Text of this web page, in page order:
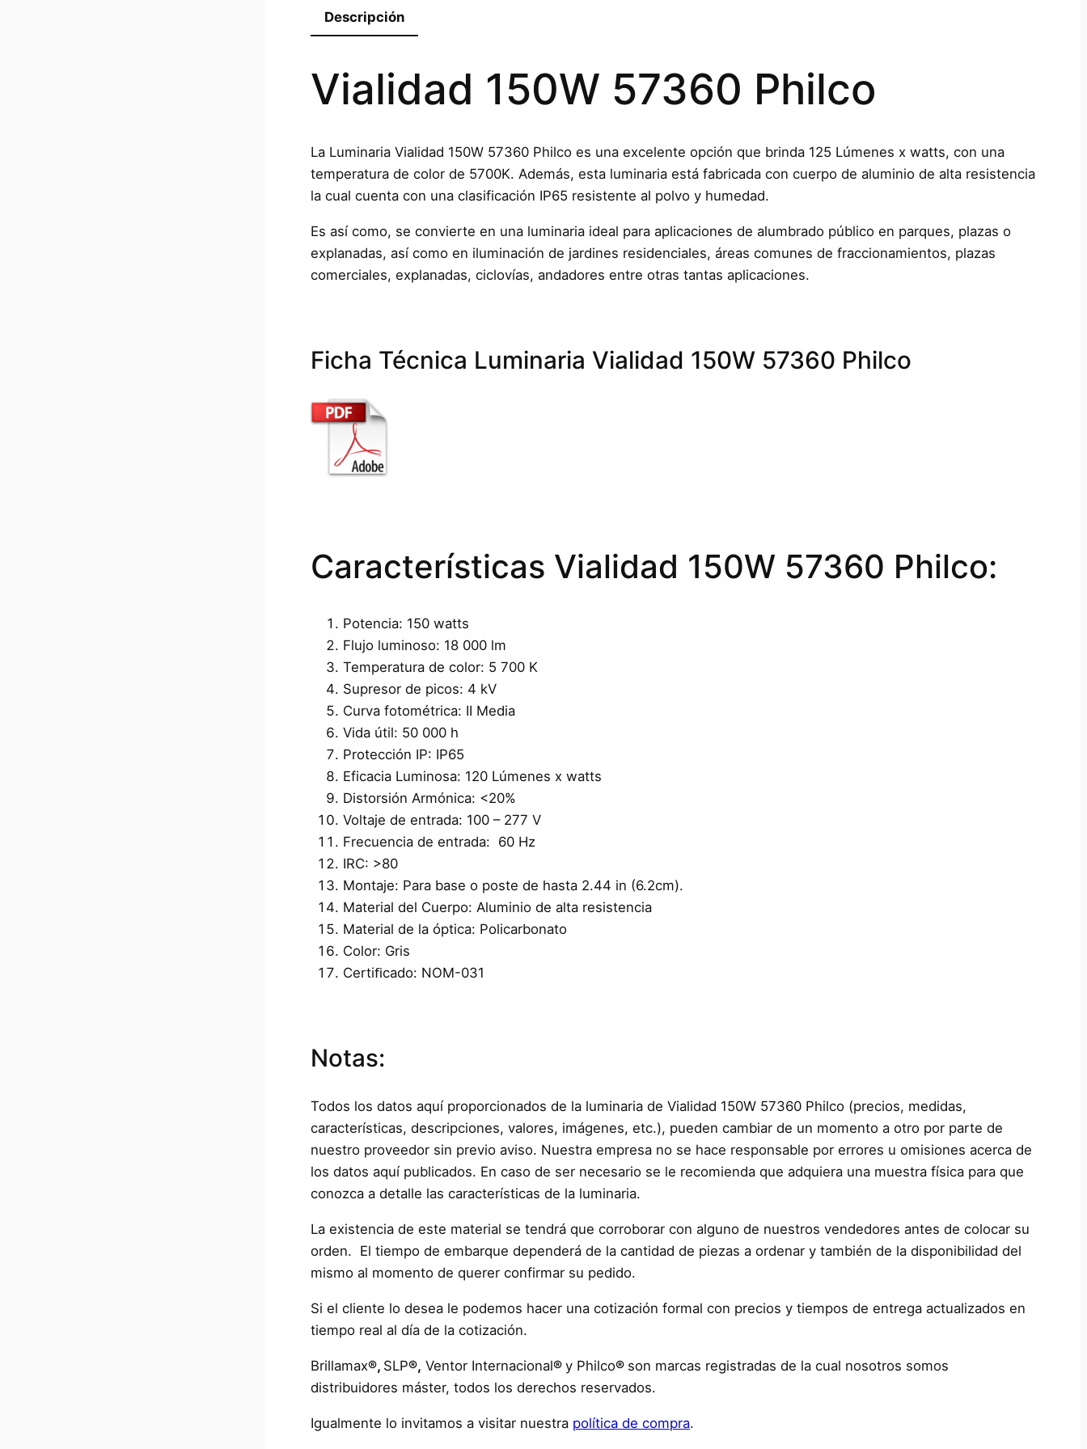
Descripción
Vialidad 150W 57360 Philco
La Luminaria Vialidad 150W 57360 Philco es una excelente opción que brinda 125 Lúmenes x watts, con una
temperatura de color de 5700K. Además, esta luminaria está fabricada con cuerpo de aluminio de alta resistencia
la cual cuenta con una clasificación IP65 resistente al polvo y humedad.
Es así como, se convierte en una luminaria ideal para aplicaciones de alumbrado público en parques, plazas o
explanadas, así como en iluminación de jardines residenciales, áreas comunes de fraccionamientos, plazas
comerciales, explanadas, ciclovías, andadores entre otras tantas aplicaciones.
Ficha Técnica Luminaria Vialidad 150W 57360 Philco
Características Vialidad 150W 57360 Philco:
Potencia: 150 watts
Flujo luminoso: 18 000 lm
Temperatura de color: 5 700 K
Supresor de picos: 4 kV
Curva fotométrica: II Media
Vida útil: 50 000 h
Protección IP: IP65
Eficacia Luminosa: 120 Lúmenes x watts
Distorsión Armónica: <20%
Voltaje de entrada: 100 – 277 V
Frecuencia de entrada: 60 Hz
IRC: >80
Montaje: Para base o poste de hasta 2.44 in (6.2cm).
Material del Cuerpo: Aluminio de alta resistencia
Material de la óptica: Policarbonato
Color: Gris
Certiﬁcado: NOM-031
Notas:
Todos los datos aquí proporcionados de la luminaria de Vialidad 150W 57360 Philco (precios, medidas,
características, descripciones, valores, imágenes, etc.), pueden cambiar de un momento a otro por parte de
nuestro proveedor sin previo aviso. Nuestra empresa no se hace responsable por errores u omisiones acerca de
los datos aquí publicados. En caso de ser necesario se le recomienda que adquiera una muestra física para que
conozca a detalle las características de la luminaria.
La existencia de este material se tendrá que corroborar con alguno de nuestros vendedores antes de colocar su
orden. El tiempo de embarque dependerá de la cantidad de piezas a ordenar y también de la disponibilidad del
mismo al momento de querer confirmar su pedido.
Si el cliente lo desea le podemos hacer una cotización formal con precios y tiempos de entrega actualizados en
tiempo real al día de la cotización.
Brillamax®, SLP®, Ventor Internacional® y Philco® son marcas registradas de la cual nosotros somos
distribuidores máster, todos los derechos reservados.
Igualmente lo invitamos a visitar nuestra política de compra.